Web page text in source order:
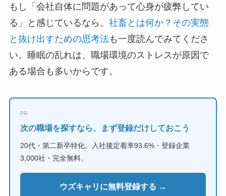
もし「会社自体に問題があって心身が疲弊してい
る」と感じているなら、 社畜とは何か？その実態
と抜け出すための思考法も一度読んでみてくださ
い。睡眠の乱れは、職場環境のストレスが原因で
ある場合も多いからです。
PR
次の職場を探すなら、まず登録だけしておこう
20代・第二新卒特化。入社後定着率93.6%・登録企業
3,000社・完全無料。
ウズキャリに無料登録する →